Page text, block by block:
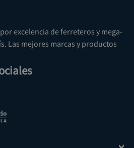
excelencia de ferreteros y mega-
Las mejores marcas y productos